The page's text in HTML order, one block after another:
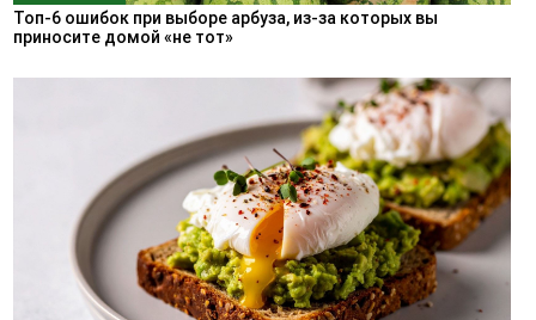
Топ-6 ошибок при выборе арбуза, из-за которых вы
приносите домой «не тот»